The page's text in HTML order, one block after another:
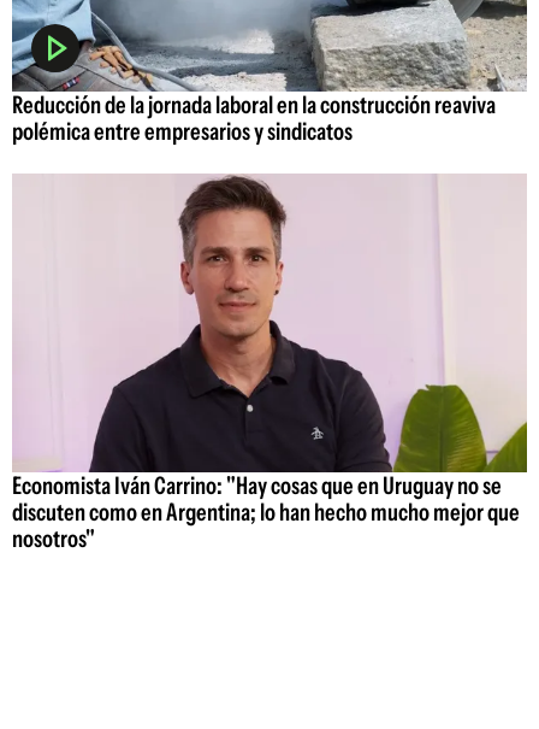
Reducción de la jornada laboral en la construcción reaviva
polémica entre empresarios y sindicatos
Economista Iván Carrino: "Hay cosas que en Uruguay no se
discuten como en Argentina; lo han hecho mucho mejor que
nosotros"